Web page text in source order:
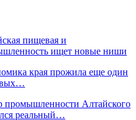
пищевая и
ищет новые ниши
края прожила еще один
Алтайского
реальный…